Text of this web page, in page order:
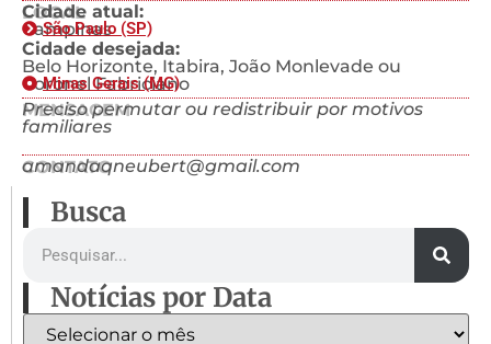
LOCAL
Cidade atual:
Campinas
São Paulo (SP)
Cidade desejada:
Belo Horizonte, Itabira, João Monlevade ou
Coronel Fabriciano
Minas Gerais (MG)
MENSAGEM
Preciso permutar ou redistribuir por motivos
familiares
CONTATO
amandaqneubert@gmail.com
Busca
Notícias por Data